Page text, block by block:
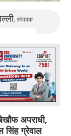
संपादक
अपराधी,
सिंह ग्रेवाल